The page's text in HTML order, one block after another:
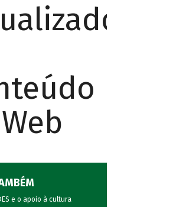
e o apoio à cultura